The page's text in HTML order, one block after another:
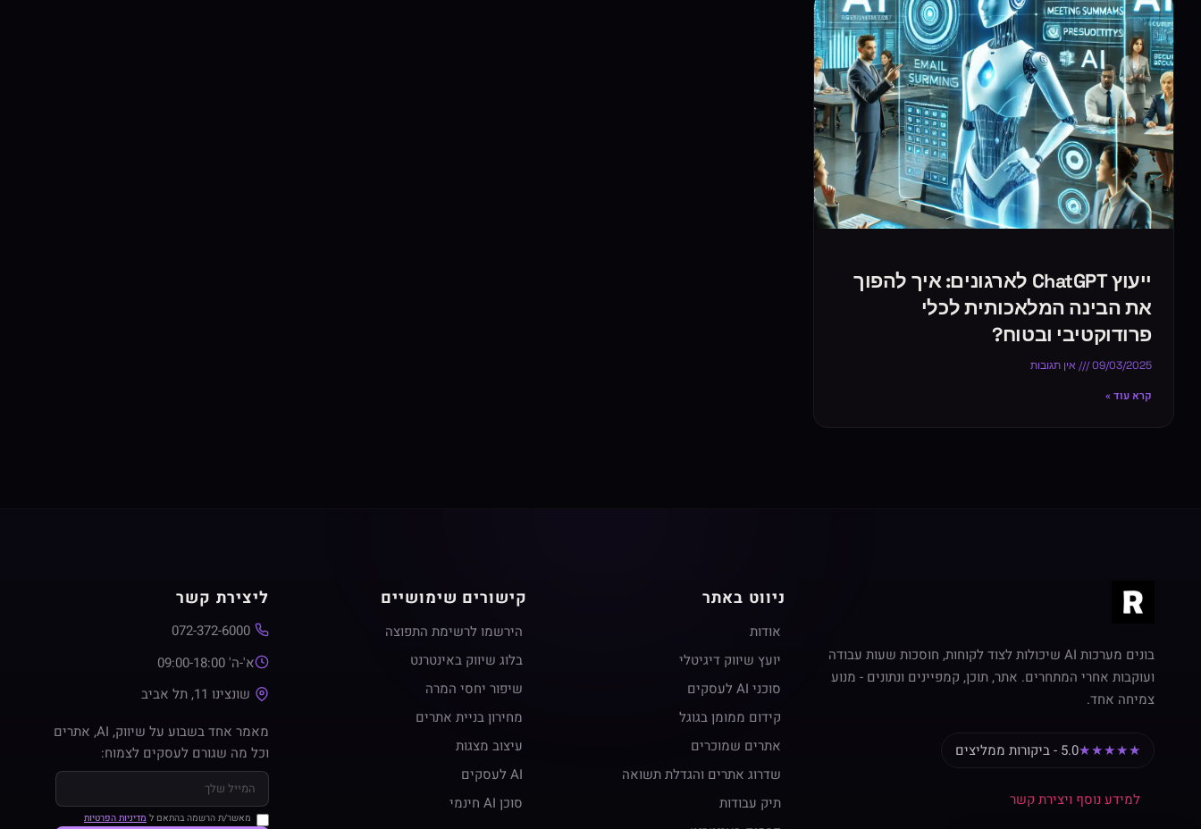
ייעוץ ChatGPT לארגונים: איך להפוך
את הבינה המלאכותית לכלי
פרודוקטיבי ובטוח?
09/03/2025 אין תגובות
קרא עוד »
בונים מערכות AI שיכולות לצוד לקוחות, חוסכות שעות עבודה
ועוקבות אחרי המתחרים. אתר, תוכן, קמפיינים ונתונים - מנוע
צמיחה אחד.
★★★★★5.0 - ביקורות ממליצים
למידע נוסף ויצירת קשר
ניווט באתר
אודות
יועץ שיווק דיגיטלי
סוכני AI לעסקים
קידום ממומן בגוגל
אתרים שמוכרים
שדרוג אתרים והגדלת תשואה
תיק עבודות
קישורים שימושיים
הירשמו לרשימת התפוצה
בלוג שיווק באינטרנט
שיפור יחסי המרה
מחירון בניית אתרים
עיצוב מצגות
AI לעסקים
סוכן AI חינמי
ליצירת קשר
072-372-6000
א'-ה' 09:00-18:00
שונצינו 11, תל אביב
מאמר אחד בשבוע על שיווק, AI, אתרים
וכל מה שגורם לעסקים לצמוח:
מאשר/ת הרשמה בהתאם ל מדיניות הפרטיות